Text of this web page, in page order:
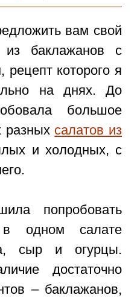
вам свой
из баклажанов с
, рецепт которого я
на днях. До
большое
разных салатов из
и холодных, с
попробовать
в одном салате
сыр и огурцы.
достаточно
– баклажанов,